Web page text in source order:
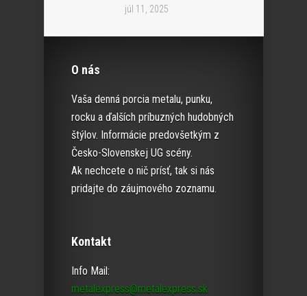
júl 11, 2025
O nás
Vaša denná porcia metalu, punku,
rocku a ďalších príbuzných hudobných
štýlov. Informácie predovšetkým z
Česko-Slovenskej UG scény.
Ak nechcete o nič prísť, tak si nás
pridajte do záujmového zoznamu.
Kontakt
Info Mail:
metalexpress@metalexpress.sk